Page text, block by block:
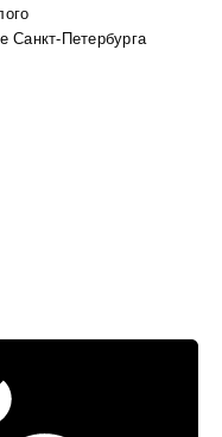
Санкт-Петербурга